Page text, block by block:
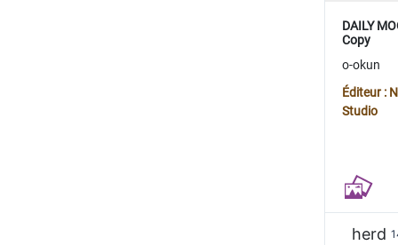
DAILY
Copy
o-okun
Éditeur :
Studio
herd